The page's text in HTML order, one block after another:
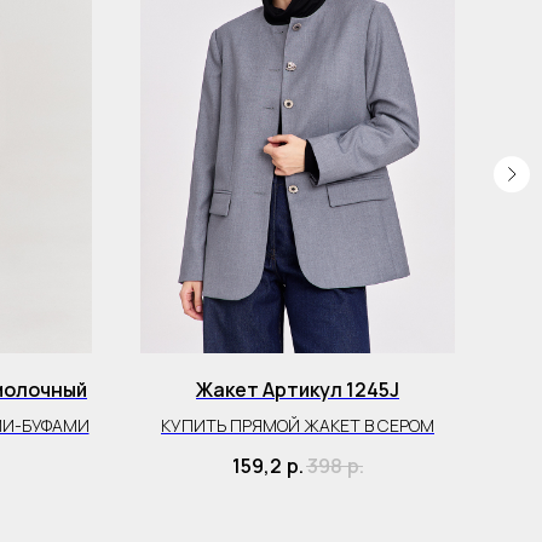
БУФАМИ
Жакет Артикул 1245J
КУПИТЬ ПРЯМОЙ ЖАКЕТ В СЕРОМ
159,2 р.398р.